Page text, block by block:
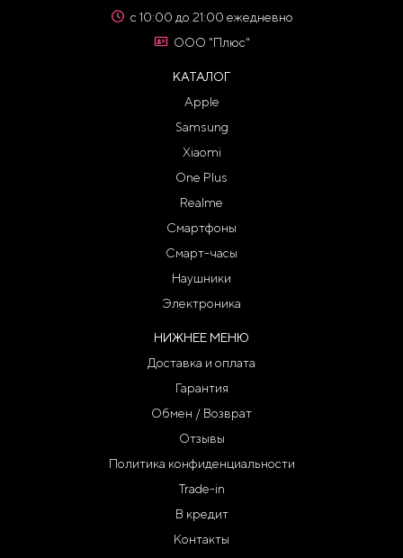
с 10:00 до 21:00 ежедневно
ООО "Плюс"
КАТАЛОГ
Apple
Samsung
Xiaomi
One Plus
Realme
Смартфоны
Смарт-часы
Наушники
Электроника
НИЖНЕЕ МЕНЮ
Доставка и оплата
Гарантия
Обмен / Возврат
Отзывы
Политика конфиденциальности
Trade-in
В кредит
Контакты